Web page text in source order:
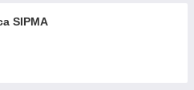
SIPMA